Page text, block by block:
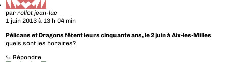
parrollot jean-luc
1 juin 2013 à 13 h 04 min
Pélicans et Dragons fêtent leurs cinquante ans, le 2 juin à Aix-les-Milles
quels sont les horaires?
⮑ Répondre